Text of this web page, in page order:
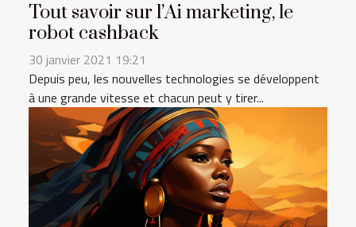
Tout savoir sur l’Ai marketing, le
robot cashback
30 janvier 2021 19:21
Depuis peu, les nouvelles technologies se développent
à une grande vitesse et chacun peut y tirer...